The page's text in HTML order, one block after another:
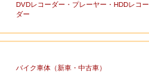
DVDレコーダー・プレーヤー・HDDレコー
ダー
バイク車体（新車・中古車）